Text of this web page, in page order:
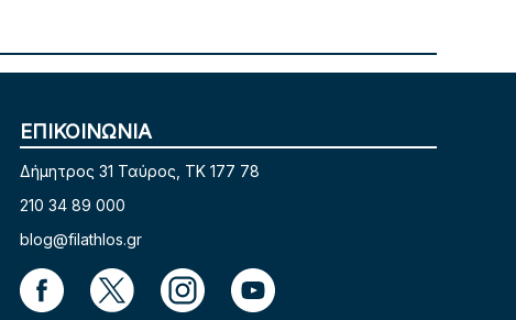
ΕΠΙΚΟΙΝΩΝΙΑ
Δήμητρος 31 Ταύρος, TK 177 78
210 34 89 000
blog@filathlos.gr